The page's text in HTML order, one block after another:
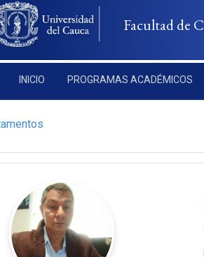
Facultad de
INICIO PROGRAMAS ACADÉMICOS